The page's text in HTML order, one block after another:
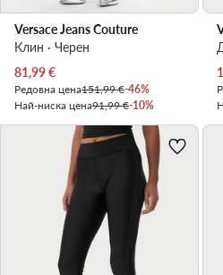
Versace Jeans Couture
Клин · Черен
Актуална цена
81,99€
Редовна цена151,99 €-46%
Най-ниска цена91,99 €-10%